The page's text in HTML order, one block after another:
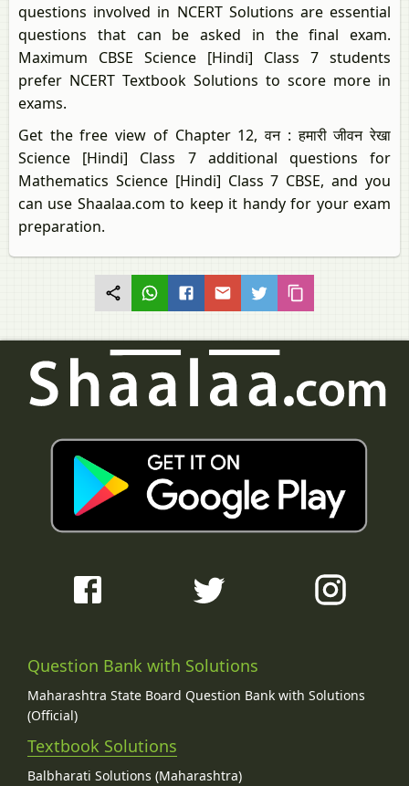
questions involved in NCERT Solutions are essential
questions that can be asked in the final exam.
Maximum CBSE Science [Hindi] Class 7 students
prefer NCERT Textbook Solutions to score more in
exams.
Get the free view of Chapter 12, वन : हमारी जीवन रेखा
Science [Hindi] Class 7 additional questions for
Mathematics Science [Hindi] Class 7 CBSE, and you
can use Shaalaa.com to keep it handy for your exam
preparation.
Question Bank with Solutions
Maharashtra State Board Question Bank with Solutions
(Official)
Textbook Solutions
Balbharati Solutions (Maharashtra)